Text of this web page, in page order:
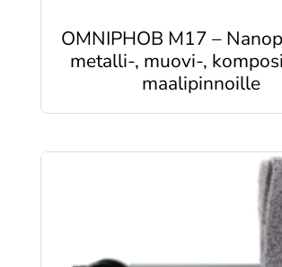
OMNIPHOB M17 –
metalli-, muovi-,
maalipinnoille